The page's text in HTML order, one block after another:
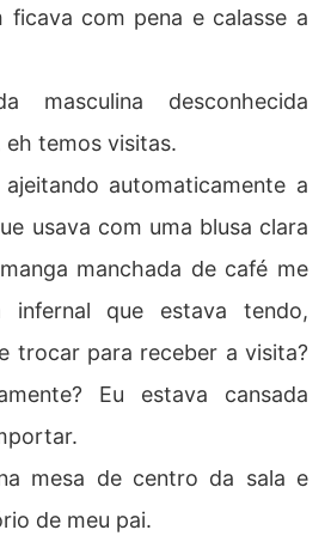
ficava com pena e calasse a
masculina desconhecida
eh temos visitas.
automaticamente a
usava com uma blusa clara
manchada de café me
infernal que estava tendo,
trocar para receber a visita?
Eu estava cansada
mesa de centro da sala e
de meu pai.